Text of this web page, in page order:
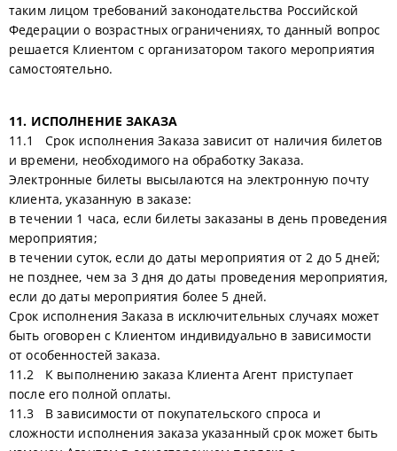
таким лицом требований законодательства Российской
Федерации о возрастных ограничениях, то данный вопрос
решается Клиентом с организатором такого мероприятия
самостоятельно.
11. ИСПОЛНЕНИЕ ЗАКАЗА
11.1 Срок исполнения Заказа зависит от наличия билетов
и времени, необходимого на обработку Заказа.
Электронные билеты высылаются на электронную почту
клиента, указанную в заказе:
в течении 1 часа, если билеты заказаны в день проведения
мероприятия;
в течении суток, если до даты мероприятия от 2 до 5 дней;
не позднее, чем за 3 дня до даты проведения мероприятия,
если до даты мероприятия более 5 дней.
Срок исполнения Заказа в исключительных случаях может
быть оговорен с Клиентом индивидуально в зависимости
от особенностей заказа.
11.2 К выполнению заказа Клиента Агент приступает
после его полной оплаты.
11.3 В зависимости от покупательского спроса и
сложности исполнения заказа указанный срок может быть